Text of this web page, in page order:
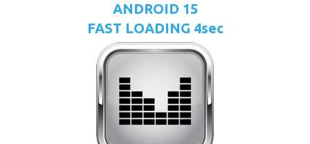
ANDROID 15
FAST LOADING 4sec